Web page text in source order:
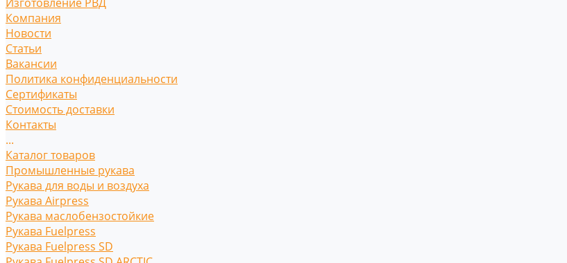
Компания
Новости
Статьи
Вакансии
Политика конфиденциальности
Сертификаты
Стоимость доставки
Контакты
...
Каталог товаров
Промышленные рукава
Рукава для воды и воздуха
Рукава Airpress
Рукава маслобензостойкие
Рукава Fuelpress
Рукава Fuelpress SD